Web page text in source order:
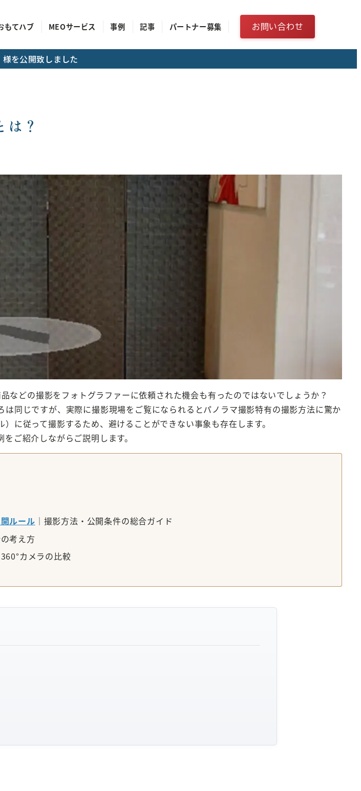
もてハブ MEOサービス 事例 記事 パートナー募集 お問い合わせ
を公開致しました
？
どの撮影をフォトグラファーに依頼された機会も有ったのではないでしょうか？
同じですが、実際に撮影現場をご覧になられるとパノラマ撮影特有の撮影方法に驚か
に従って撮影するため、避けることができない事象も存在します。
ご紹介しながらご説明します。
ルール ｜撮影方法・公開条件の総合ガイド
考え方
カメラの比較